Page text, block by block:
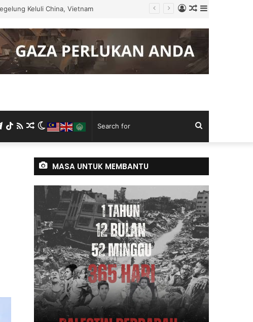
Keluli China, Vietnam
Random
Article
Log
In
for
Switch
skin
Random
Article
RSS
TikTok
Telegram
MASA UNTUK MEMBANTU